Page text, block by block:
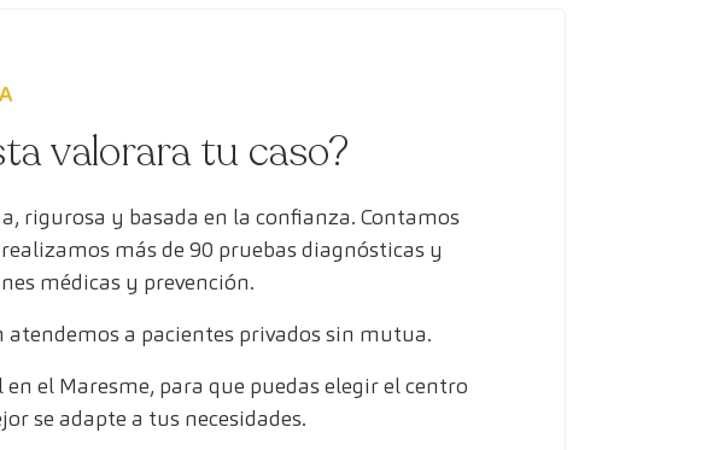
valorara tu caso?
rigurosa y basada en la confianza. Contamos
más de 90 pruebas diagnósticas y
médicas y prevención.
a pacientes privados sin mutua.
el Maresme, para que puedas elegir el centro
se adapte a tus necesidades.